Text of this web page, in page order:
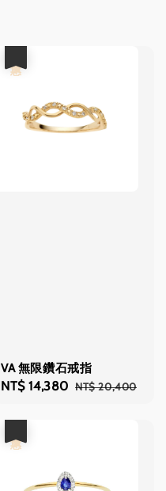
VA 無限鑽石戒指
Sale
NT$ 14,380 Regular
NT$ 20,400